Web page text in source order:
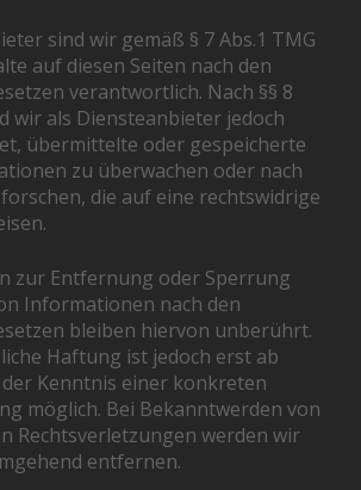
sind wir gemäß § 7 Abs.1 TMG
auf diesen Seiten nach den
verantwortlich. Nach §§ 8
wir als Diensteanbieter jedoch
übermittelte oder gespeicherte
zu überwachen oder nach
die auf eine rechtswidrige
zur Entfernung oder Sperrung
Informationen nach den
bleiben hiervon unberührt.
Haftung ist jedoch erst ab
Kenntnis einer konkreten
möglich. Bei Bekanntwerden von
Rechtsverletzungen werden wir
entfernen.